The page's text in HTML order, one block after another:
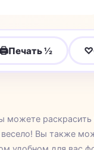
Печать ½ ♡
раскрасить
Вы также